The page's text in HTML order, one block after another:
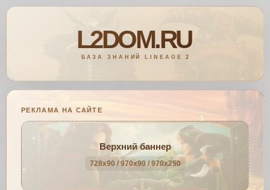
РЕКЛАМА НА САЙТЕ
Верхний баннер
728x90 / 970x90 / 970x250